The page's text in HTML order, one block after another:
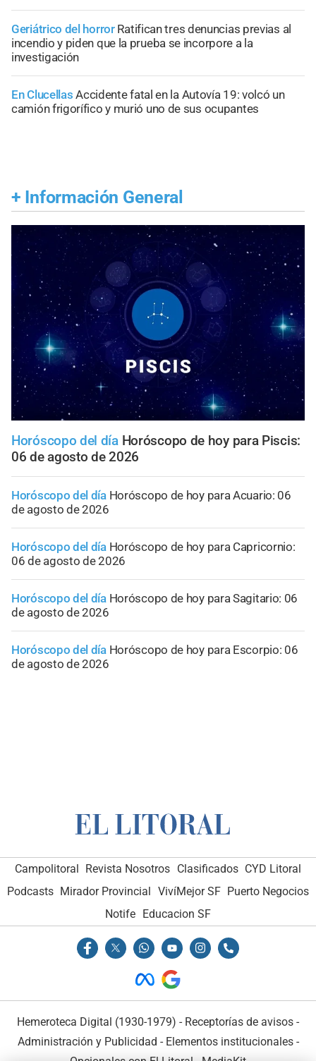
Geriátrico del horror Ratifican tres denuncias previas al
incendio y piden que la prueba se incorpore a la
investigación
En Clucellas Accidente fatal en la Autovía 19: volcó un
camión frigorífico y murió uno de sus ocupantes
+ Información General
Horóscopo del día Horóscopo de hoy para Piscis:
06 de agosto de 2026
Horóscopo del día Horóscopo de hoy para Acuario: 06
de agosto de 2026
Horóscopo del día Horóscopo de hoy para Capricornio:
06 de agosto de 2026
Horóscopo del día Horóscopo de hoy para Sagitario: 06
de agosto de 2026
Horóscopo del día Horóscopo de hoy para Escorpio: 06
de agosto de 2026
Campolitoral Revista Nosotros Clasificados CYD Litoral
Podcasts Mirador Provincial VivíMejor SF Puerto Negocios
Notife Educacion SF
Hemeroteca Digital (1930-1979) - Receptorías de avisos -
Administración y Publicidad - Elementos institucionales-